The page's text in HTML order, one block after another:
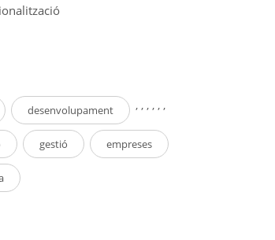
,
desenvolupament , ,
gestió
,
empreses
, ,